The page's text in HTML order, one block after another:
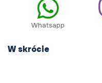
Whatsapp
W skrócie